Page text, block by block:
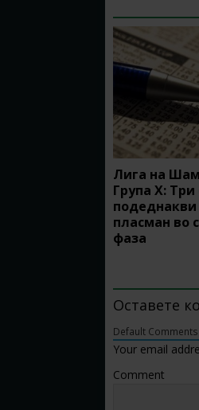
Лига на
Група Х:
пласман во
фаза
Оставете
Default Comments
Your email
Comment